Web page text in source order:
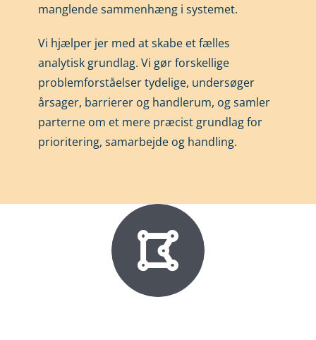
manglende sammenhæng i systemet.
Vi hjælper jer med at skabe et fælles
analytisk grundlag. Vi gør forskellige
problemforståelser tydelige, undersøger
årsager, barrierer og handlerum, og samler
parterne om et mere præcist grundlag for
prioritering, samarbejde og handling.